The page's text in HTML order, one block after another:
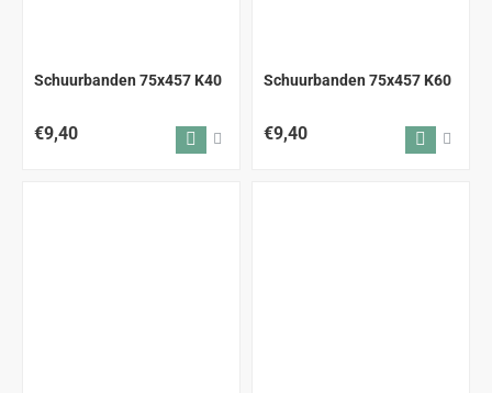
Schuurbanden 75x457 K40
€9,40
Schuurbanden 75x457 K60
€9,40